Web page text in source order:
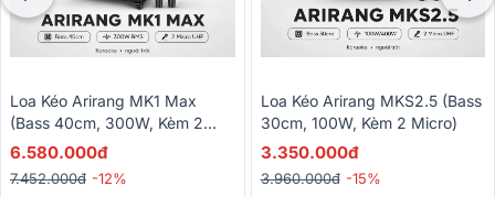
Loa Kéo Arirang MK1 Max
(Bass 40cm, 300W, Kèm 2
Micro)
6.580.000đ
7.452.000đ -12%
Loa Kéo Arirang MKS2.5 (Bass
30cm, 100W, Kèm 2 Micro)
3.350.000đ
3.960.000đ -15%